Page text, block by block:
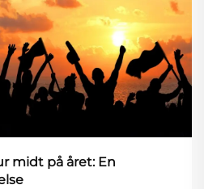
midt på året: En